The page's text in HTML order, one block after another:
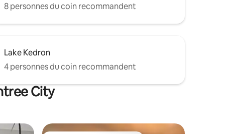
8 personnes du coin recommandent
Lake Kedron
4 personnes du coin recommandent
City